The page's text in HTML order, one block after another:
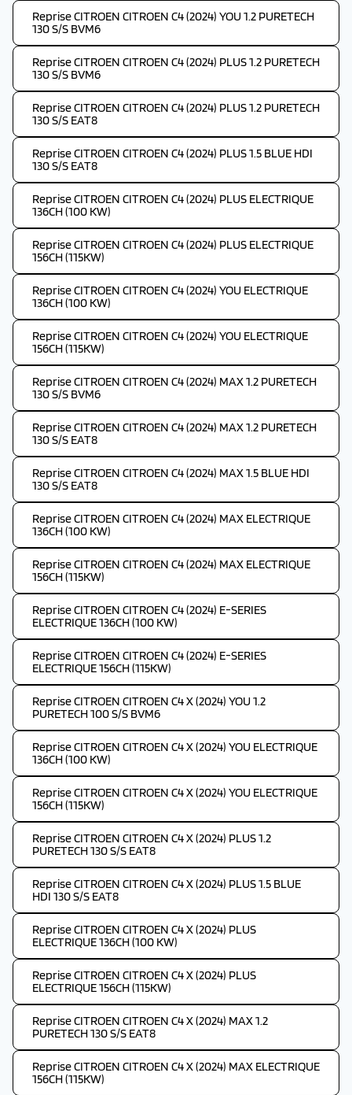
Reprise CITROEN CITROEN C4 (2024) YOU 1.2 PURETECH
130 S/S BVM6
Reprise CITROEN CITROEN C4 (2024) PLUS 1.2 PURETECH
130 S/S BVM6
Reprise CITROEN CITROEN C4 (2024) PLUS 1.2 PURETECH
130 S/S EAT8
Reprise CITROEN CITROEN C4 (2024) PLUS 1.5 BLUE HDI
130 S/S EAT8
Reprise CITROEN CITROEN C4 (2024) PLUS ELECTRIQUE
136CH (100 KW)
Reprise CITROEN CITROEN C4 (2024) PLUS ELECTRIQUE
156CH (115KW)
Reprise CITROEN CITROEN C4 (2024) YOU ELECTRIQUE
136CH (100 KW)
Reprise CITROEN CITROEN C4 (2024) YOU ELECTRIQUE
156CH (115KW)
Reprise CITROEN CITROEN C4 (2024) MAX 1.2 PURETECH
130 S/S BVM6
Reprise CITROEN CITROEN C4 (2024) MAX 1.2 PURETECH
130 S/S EAT8
Reprise CITROEN CITROEN C4 (2024) MAX 1.5 BLUE HDI
130 S/S EAT8
Reprise CITROEN CITROEN C4 (2024) MAX ELECTRIQUE
136CH (100 KW)
Reprise CITROEN CITROEN C4 (2024) MAX ELECTRIQUE
156CH (115KW)
Reprise CITROEN CITROEN C4 (2024) E-SERIES
ELECTRIQUE 136CH (100 KW)
Reprise CITROEN CITROEN C4 (2024) E-SERIES
ELECTRIQUE 156CH (115KW)
Reprise CITROEN CITROEN C4 X (2024) YOU 1.2
PURETECH 100 S/S BVM6
Reprise CITROEN CITROEN C4 X (2024) YOU ELECTRIQUE
136CH (100 KW)
Reprise CITROEN CITROEN C4 X (2024) YOU ELECTRIQUE
156CH (115KW)
Reprise CITROEN CITROEN C4 X (2024) PLUS 1.2
PURETECH 130 S/S EAT8
Reprise CITROEN CITROEN C4 X (2024) PLUS 1.5 BLUE
HDI 130 S/S EAT8
Reprise CITROEN CITROEN C4 X (2024) PLUS
ELECTRIQUE 136CH (100 KW)
Reprise CITROEN CITROEN C4 X (2024) PLUS
ELECTRIQUE 156CH (115KW)
Reprise CITROEN CITROEN C4 X (2024) MAX 1.2
PURETECH 130 S/S EAT8
Reprise CITROEN CITROEN C4 X (2024) MAX ELECTRIQUE
156CH (115KW)